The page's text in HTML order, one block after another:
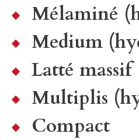
Mélaminé
Medium
Latté massif
Multiplis
Compact